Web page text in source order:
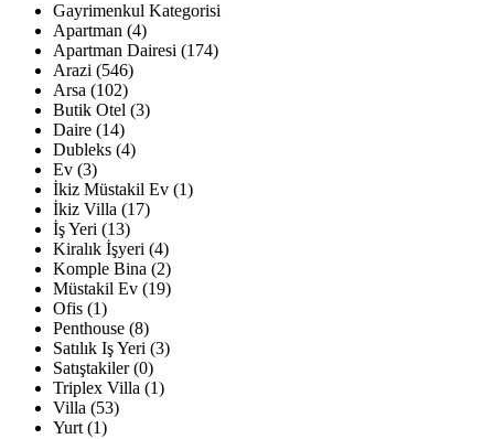
Gayrimenkul Kategorisi
Apartman (4)
Apartman Dairesi (174)
Arazi (546)
Arsa (102)
Butik Otel (3)
Daire (14)
Dubleks (4)
Ev (3)
İkiz Müstakil Ev (1)
İkiz Villa (17)
İş Yeri (13)
Kiralık İşyeri (4)
Komple Bina (2)
Müstakil Ev (19)
Ofis (1)
Penthouse (8)
Satılık Iş Yeri (3)
Satıştakiler (0)
Triplex Villa (1)
Villa (53)
Yurt (1)